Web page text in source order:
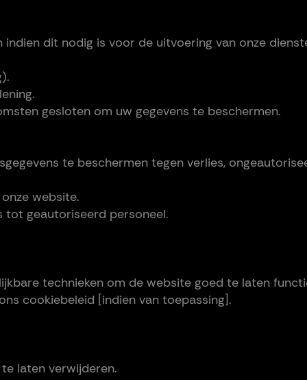
dit nodig is voor de uitvoering van onze
gesloten om uw gegevens te beschermen.
te beschermen tegen verlies,
website.
tot geautoriseerd personeel.
technieken om de website goed te laten
cookiebeleid [indien van toepassing].
laten verwijderen.